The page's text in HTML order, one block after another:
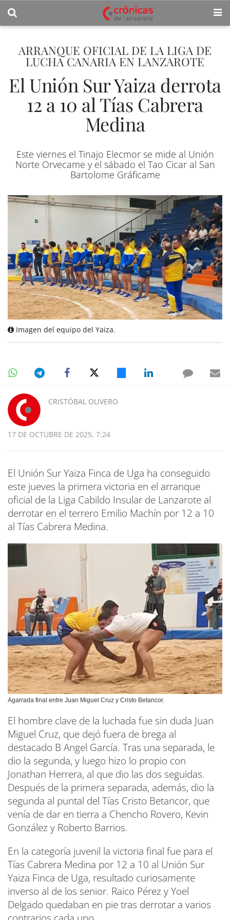
ARRANQUE OFICIAL DE LA LIGA DE
LUCHA CANARIA EN LANZAROTE
El Unión Sur Yaiza derrota
12 a 10 al Tías Cabrera
Medina
Este viernes el Tinajo Elecmor se mide al Unión
Norte Orvecame y el sábado el Tao Cicar al San
Bartolome Gráficame
Imagen del equipo del Yaiza.
CRISTÓBAL OLIVERO
17 DE OCTUBRE DE 2025, 7:24
El Unión Sur Yaiza Finca de Uga ha conseguido
este jueves la primera victoria en el arranque
oficial de la Liga Cabildo Insular de Lanzarote al
derrotar en el terrero Emilio Machín por 12 a 10
al Tías Cabrera Medina.
Agarrada final entre Juan Miguel Cruz y Cristo Betancor.
El hombre clave de la luchada fue sin duda Juan
Miguel Cruz, que dejó fuera de brega al
destacado B Angel García. Tras una separada, le
dio la segunda, y luego hizo lo propio con
Jonathan Herrera, al que dio las dos seguidas.
Después de la primera separada, además, dio la
segunda al puntal del Tías Cristo Betancor, que
venía de dar en tierra a Chencho Rovero, Kevin
González y Roberto Barrios.
En la categoría juvenil la victoria final fue para el
Tías Cabrera Medina por 12 a 10 al Unión Sur
Yaiza Finca de Uga, resultado curiosamente
inverso al de los senior. Raico Pérez y Yoel
Delgado quedaban en pie tras derrotar a varios